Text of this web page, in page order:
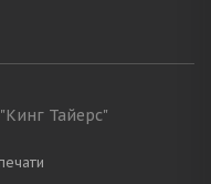
Тайерс"